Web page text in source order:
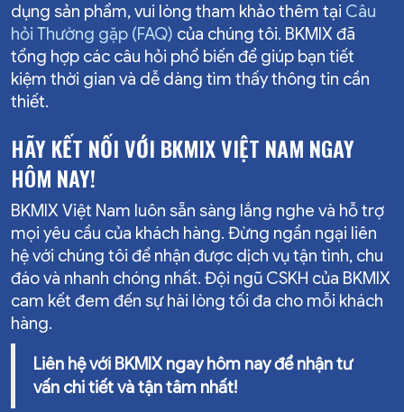
dụng sản phẩm, vui lòng tham khảo thêm tại Câu
hỏi Thường gặp (FAQ) của chúng tôi. BKMIX đã
tổng hợp các câu hỏi phổ biến để giúp bạn tiết
kiệm thời gian và dễ dàng tìm thấy thông tin cần
thiết.
HÃY KẾT NỐI VỚI BKMIX VIỆT NAM NGAY
HÔM NAY!
BKMIX Việt Nam luôn sẵn sàng lắng nghe và hỗ trợ
mọi yêu cầu của khách hàng. Đừng ngần ngại liên
hệ với chúng tôi để nhận được dịch vụ tận tình, chu
đáo và nhanh chóng nhất. Đội ngũ CSKH của BKMIX
cam kết đem đến sự hài lòng tối đa cho mỗi khách
hàng.
Liên hệ với BKMIX ngay hôm nay để nhận tư
vấn chi tiết và tận tâm nhất!